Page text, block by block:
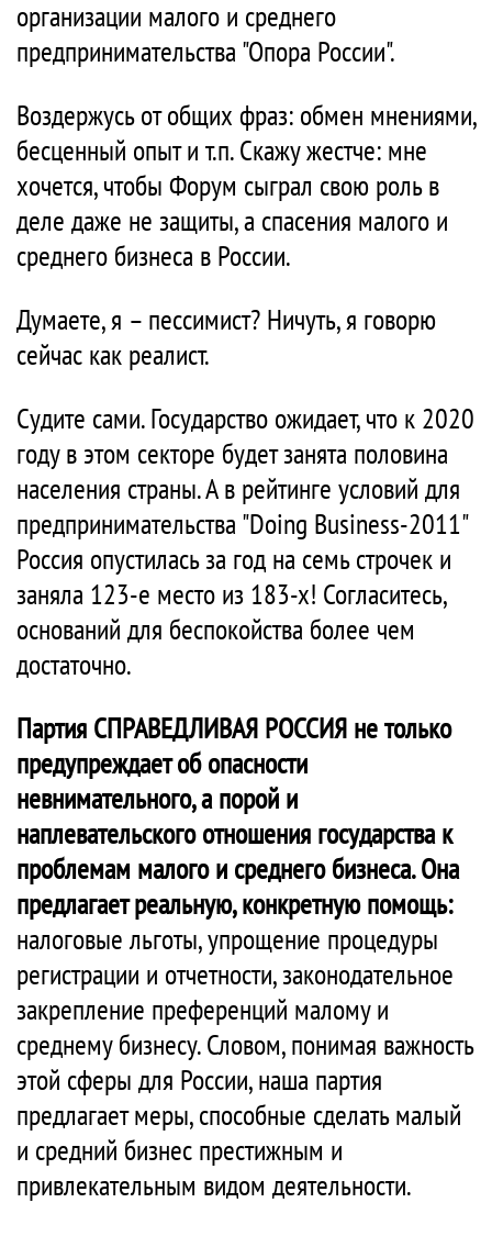
организации малого и среднего
предпринимательства "Опора России".
Воздержусь от общих фраз: обмен мнениями,
бесценный опыт и т.п. Скажу жестче: мне
хочется, чтобы Форум сыграл свою роль в
деле даже не защиты, а спасения малого и
среднего бизнеса в России.
Думаете, я – пессимист? Ничуть, я говорю
сейчас как реалист.
Судите сами. Государство ожидает, что к 2020
году в этом секторе будет занята половина
населения страны. А в рейтинге условий для
предпринимательства "Doing Business-2011"
Россия опустилась за год на семь строчек и
заняла 123-е место из 183-х! Согласитесь,
оснований для беспокойства более чем
достаточно.
Партия СПРАВЕДЛИВАЯ РОССИЯ не только
предупреждает об опасности
невнимательного, а порой и
наплевательского отношения государства к
проблемам малого и среднего бизнеса. Она
предлагает реальную, конкретную помощь:
налоговые льготы, упрощение процедуры
регистрации и отчетности, законодательное
закрепление преференций малому и
среднему бизнесу. Словом, понимая важность
этой сферы для России, наша партия
предлагает меры, способные сделать малый
и средний бизнес престижным и
привлекательным видом деятельности.